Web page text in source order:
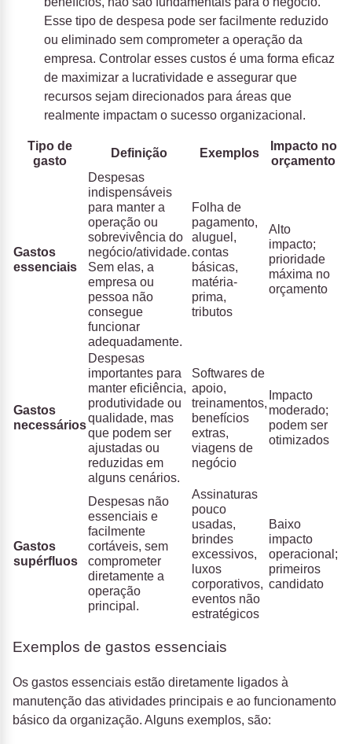
Esse tipo de despesa pode ser facilmente reduzido
ou eliminado sem comprometer a operação da
empresa. Controlar esses custos é uma forma eficaz
de maximizar a lucratividade e assegurar que
recursos sejam direcionados para áreas que
realmente impactam o sucesso organizacional.
Tipo de
gasto
Definição Exemplos
Impacto no
orçamento
Gastos
essenciais
Despesas
indispensáveis
para manter a
operação ou
sobrevivência do
negócio/atividade.
Sem elas, a
empresa ou
pessoa não
consegue
funcionar
adequadamente.
Folha de
pagamento,
aluguel,
contas
básicas,
matéria-
prima,
tributos
Alto
impacto;
prioridade
máxima no
orçamento
Gastos
necessários
Despesas
importantes para
manter eficiência,
produtividade ou
qualidade, mas
que podem ser
ajustadas ou
reduzidas em
alguns cenários.
Softwares de
apoio,
treinamentos,
benefícios
extras,
viagens de
negócio
Impacto
moderado;
podem ser
otimizados
Gastos
supérfluos
Despesas não
essenciais e
facilmente
cortáveis, sem
comprometer
diretamente a
operação
principal.
Assinaturas
pouco
usadas,
brindes
excessivos,
luxos
corporativos,
eventos não
estratégicos
Baixo
impacto
operacional;
primeiros
candidato
Exemplos de gastos essenciais
Os gastos essenciais estão diretamente ligados à
manutenção das atividades principais e ao funcionamento
básico da organização. Alguns exemplos, são: